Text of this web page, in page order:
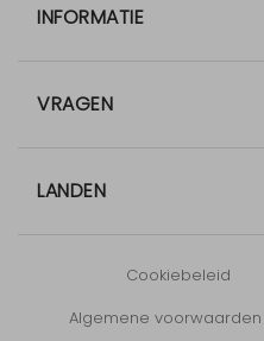
INFORMATIE
VRAGEN
LANDEN
Cookiebeleid
Algemene voorwaarden